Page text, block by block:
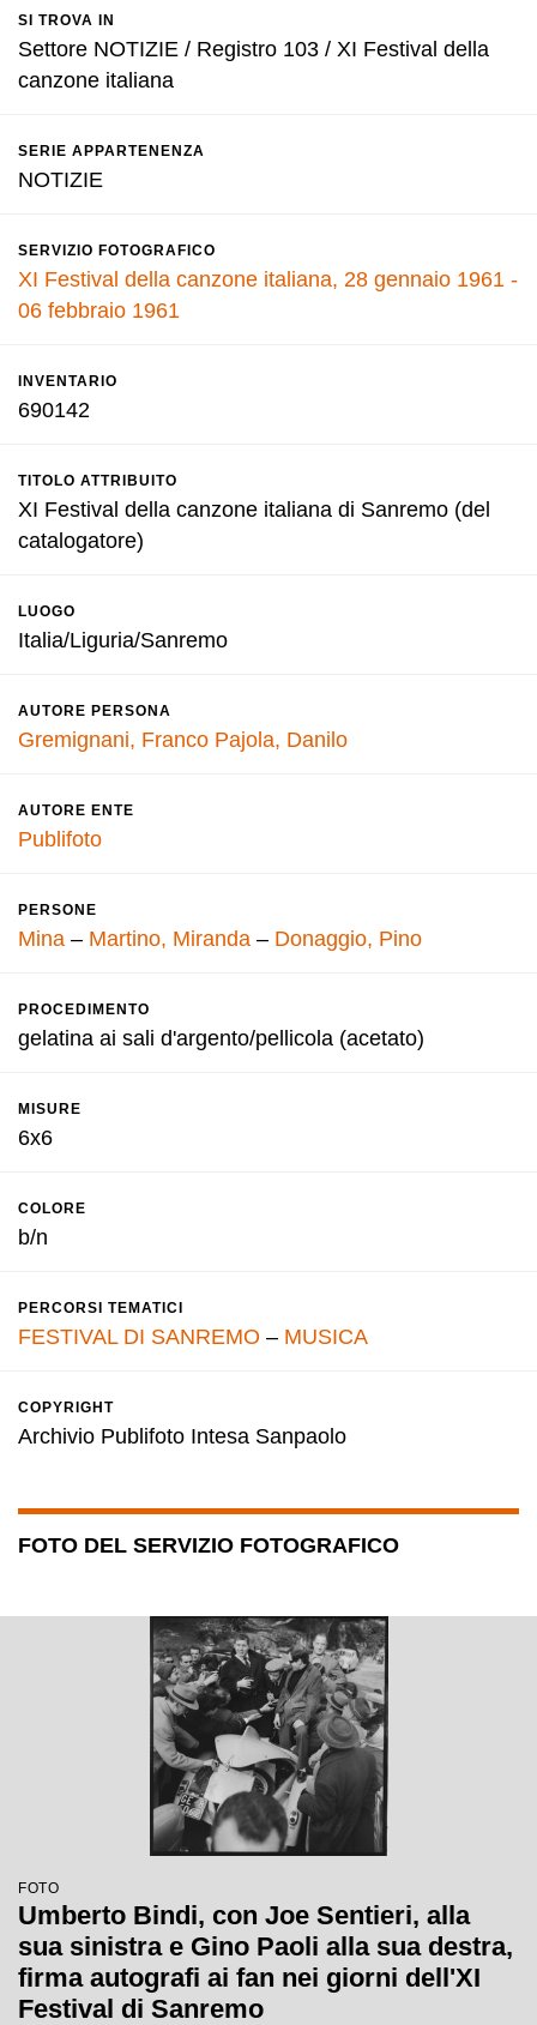
SI TROVA IN
Settore NOTIZIE / Registro 103 / XI Festival della
canzone italiana
SERIE APPARTENENZA
NOTIZIE
SERVIZIO FOTOGRAFICO
XI Festival della canzone italiana, 28 gennaio 1961 -
06 febbraio 1961
INVENTARIO
690142
TITOLO ATTRIBUITO
XI Festival della canzone italiana di Sanremo (del
catalogatore)
LUOGO
Italia/Liguria/Sanremo
AUTORE PERSONA
Gremignani, Franco Pajola, Danilo
AUTORE ENTE
Publifoto
PERSONE
Mina – Martino, Miranda – Donaggio, Pino
PROCEDIMENTO
gelatina ai sali d'argento/pellicola (acetato)
MISURE
6x6
COLORE
b/n
PERCORSI TEMATICI
FESTIVAL DI SANREMO – MUSICA
COPYRIGHT
Archivio Publifoto Intesa Sanpaolo
FOTO DEL SERVIZIO FOTOGRAFICO
FOTO
Umberto Bindi, con Joe Sentieri, alla
sua sinistra e Gino Paoli alla sua destra,
firma autografi ai fan nei giorni dell'XI
Festival di Sanremo